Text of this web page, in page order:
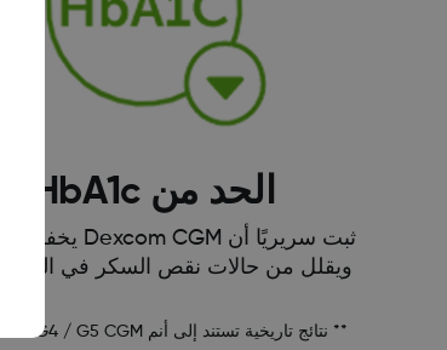
الحد من HbA1c
ويقلل من حالات نقص السكر في الدم **
** نتائج تاريخية تستند إلى أنم Dexcom G4 / G5 CGM.